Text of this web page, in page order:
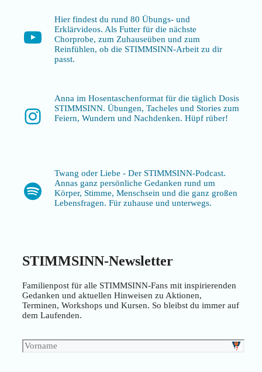
YouTube
Hier findest du rund 80 Übungs- und
Erklärvideos. Als Futter für die nächste
Chorprobe, zum Zuhauseüben und zum
Reinfühlen, ob die STIMMSINN-Arbeit zu dir
passt.
Instagram
Anna im Hosentaschenformat für die täglich Dosis
STIMMSINN. Übungen, Tacheles und Stories zum
Feiern, Wundern und Nachdenken. Hüpf rüber!
Spotify
Twang oder Liebe - Der STIMMSINN-Podcast.
Annas ganz persönliche Gedanken rund um
Körper, Stimme, Menschsein und die ganz großen
Lebensfragen. Für zuhause und unterwegs.
STIMMSINN-Newsletter
Familienpost für alle STIMMSINN-Fans mit inspirierenden
Gedanken und aktuellen Hinweisen zu Aktionen,
Terminen, Workshops und Kursen. So bleibst du immer auf
dem Laufenden.